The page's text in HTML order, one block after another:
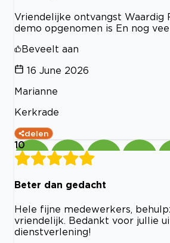
Vriendelijke ontvangst Waardig
demo opgenomen is En nog
Beveelt aan
16 June 2026
Marianne
Kerkrade
delen
10
Beter dan gedacht
Hele fijne medewerkers,
vriendelijk. Bedankt voor jullie
dienstverlening!